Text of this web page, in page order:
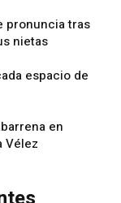
pronuncia tras
nietas
espacio de
en
Vélez